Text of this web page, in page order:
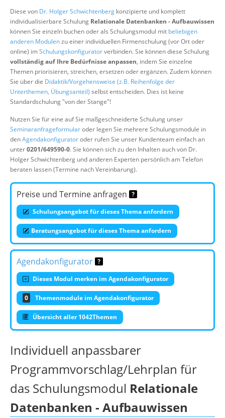
Suche
Diese von Dr. Holger Schwichtenberg konzipierte und komplett
individualisierbare Schulung Relationale Datenbanken - Aufbauwissen
können Sie einzeln buchen oder als Schulungsmodul mit beliebigen
anderen Modulenzu einer individuellen Firmenschulung (vor Ort oder
online) imSchulungskonfiguratorverbinden. Sie können diese Schulung
vollständig auf Ihre Bedürfnisse anpassen, indem Sie einzelne
Themen priorisieren, streichen, ersetzen oder ergänzen. Zudem können
Sie über die Didaktik/Vorgehensweise (z.B. Reihenfolge der
Unterthemen, Übungsanteil) selbst entscheiden. Dies ist keine
Standardschulung "von der Stange"!
Nutzen Sie für eine auf Sie maßgeschneiderte Schulung unser
Seminaranfrageformularoder legen Sie mehrere Schulungsmodule in
denAgendakonfiguratoroder rufen Sie unser Kundenteam einfach an
unter0201/649590-0. Sie können sich zu den Inhalten auch von Dr.
Holger Schwichtenberg und anderen Experten persönlich am Telefon
beraten lassen (Termine nach Vereinbarung).
Preise und Termine anfragen
Schulungsangebot für dieses Thema anfordern
Beratungsangebot für dieses Thema anfordern
Agendakonfigurator
Dieses Modul merken im Agendakonfigurator
0 Themenmodule im Agendakonfigurator
Übersicht aller 1042Themen
Individuell anpassbarer
Programmvorschlag/Lehrplan für
das Schulungsmodul Relationale
Datenbanken - Aufbauwissen